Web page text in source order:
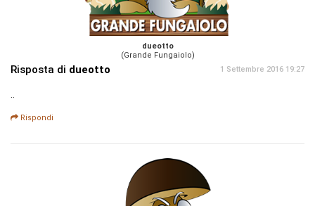
dueotto
(Grande Fungaiolo)
Risposta di dueotto 1 Settembre 2016 19:27
..
Rispondi